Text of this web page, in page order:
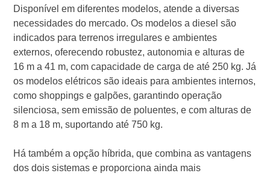
Disponível em diferentes modelos, atende a diversas
necessidades do mercado. Os modelos a diesel são
indicados para terrenos irregulares e ambientes
externos, oferecendo robustez, autonomia e alturas de
16 m a 41 m, com capacidade de carga de até 250 kg. Já
os modelos elétricos são ideais para ambientes internos,
como shoppings e galpões, garantindo operação
silenciosa, sem emissão de poluentes, e com alturas de
8 m a 18 m, suportando até 750 kg.
Há também a opção híbrida, que combina as vantagens
dos dois sistemas e proporciona ainda mais